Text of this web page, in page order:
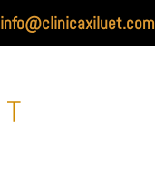
info@clinicaxiluet.com